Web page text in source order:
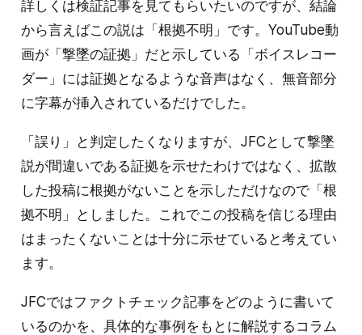
と暴かれた」「国は絶対に真実を明らかにしなくてはな
らない」というコメントの一方で「無音部分に赤字で妄
想書いただけ」という指摘もある。 投稿は「【40年追
悼】封印された言葉を解き放つ─40年目の真実【日本航
空123便御巣鷹山墜落事件】」というYouTube動画を添
付している。8月18日現在、
詳しくは検証記事を見てもらいたいのですが、結論
から言えばこの説は「根拠不明」です。YouTube動
画が「撃墜の証拠」だと示している「ボイスレコー
ダー」には証拠となるような音声はなく、無音部分
に字幕が挿入されているだけでした。
「誤り」と判定したくなりますが、JFCとして撃墜
説が間違いである証拠を示せたわけではなく、拡散
した投稿に根拠がないことを示しただけなので「根
拠不明」としました。これでこの投稿を信じる理由
はまったくないことは十分に示せていると考えてい
ます。
JFCではファクトチェック記事をどのように書いて
いるのかを、具体的な事例をもとに解説するコラム